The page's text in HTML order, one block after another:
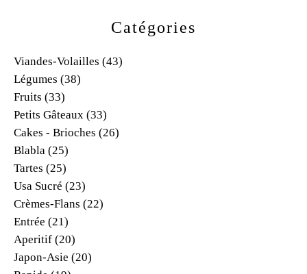
Catégories
Viandes-Volailles (43)
Légumes (38)
Fruits (33)
Petits Gâteaux (33)
Cakes - Brioches (26)
Blabla (25)
Tartes (25)
Usa Sucré (23)
Crèmes-Flans (22)
Entrée (21)
Aperitif (20)
Japon-Asie (20)